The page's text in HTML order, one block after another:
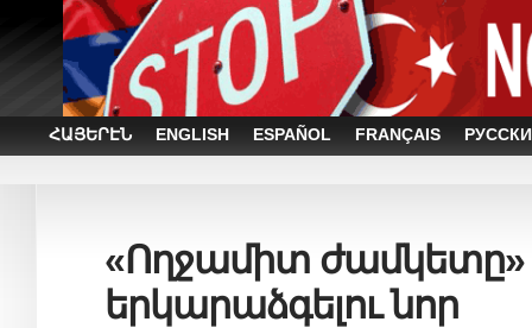
ՀԱՅԵՐԷՆ ENGLISH ESPAÑOL FRANÇAIS
«Ողջամիտ ժամկետը»
երկարաձգելու նոր